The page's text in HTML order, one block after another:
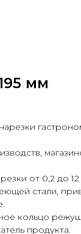
мм
от 0,2 до
стали,
кольцо
продукта.